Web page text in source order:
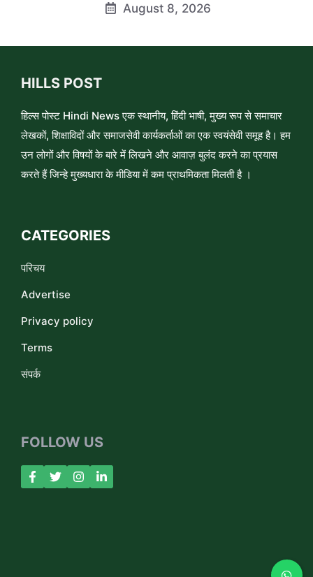
August 8, 2026
HILLS POST
हिल्स पोस्ट Hindi News एक स्थानीय, हिंदी भाषी, मुख्य रूप से समाचार
लेखकों, शिक्षाविदों और समाजसेवी कार्यकर्ताओं का एक स्वयंसेवी समूह है। हम
उन लोगों और विषयों के बारे में लिखने और आवाज़ बुलंद करने का प्रयास
करते हैं जिन्हे मुख्यधारा के मीडिया में कम प्राथमिकता मिलती है ।
CATEGORIES
परिचय
Advertise
Privacy policy
Terms
संपर्क
FOLLOW US